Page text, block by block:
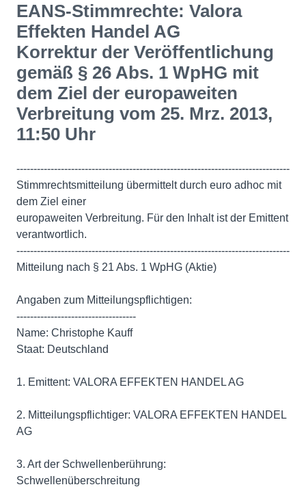
EANS-Stimmrechte: Valora
Effekten Handel AG
Korrektur der Veröffentlichung
gemäß § 26 Abs. 1 WpHG mit
dem Ziel der europaweiten
Verbreitung vom 25. Mrz. 2013,
11:50 Uhr
--------------------------------------------------------------------------------
Stimmrechtsmitteilung übermittelt durch euro adhoc mit
dem Ziel einer
europaweiten Verbreitung. Für den Inhalt ist der Emittent
verantwortlich.
--------------------------------------------------------------------------------
Mitteilung nach § 21 Abs. 1 WpHG (Aktie)
Angaben zum Mitteilungspflichtigen:
-----------------------------------
Name: Christophe Kauff
Staat: Deutschland
1. Emittent: VALORA EFFEKTEN HANDEL AG
2. Mitteilungspflichtiger: VALORA EFFEKTEN HANDEL
AG
3. Art der Schwellenberührung:
Schwellenüberschreitung